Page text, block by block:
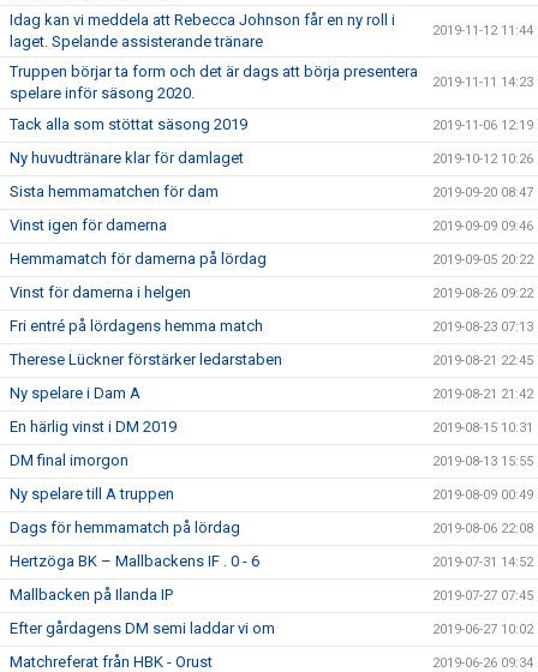
Idag kan vi meddela att Rebecca Johnson får en ny roll i
laget. Spelande assisterande tränare
2019-11-12 11:44
Truppen börjar ta form och det är dags att börja presentera
spelare inför säsong 2020.
2019-11-11 14:23
Tack alla som stöttat säsong 2019 2019-11-06 12:19
Ny huvudtränare klar för damlaget 2019-10-12 10:26
Sista hemmamatchen för dam 2019-09-20 08:47
Vinst igen för damerna 2019-09-09 09:46
Hemmamatch för damerna på lördag 2019-09-05 20:22
Vinst för damerna i helgen 2019-08-26 09:22
Fri entré på lördagens hemma match 2019-08-23 07:13
Therese Lückner förstärker ledarstaben 2019-08-21 22:45
Ny spelare i Dam A 2019-08-21 21:42
En härlig vinst i DM 2019 2019-08-15 10:31
DM final imorgon 2019-08-13 15:55
Ny spelare till A truppen 2019-08-09 00:49
Dags för hemmamatch på lördag 2019-08-06 22:08
Hertzöga BK – Mallbackens IF . 0 - 6 2019-07-31 14:52
Mallbacken på Ilanda IP 2019-07-27 07:45
Efter gårdagens DM semi laddar vi om 2019-06-27 10:02
Matchreferat från HBK - Orust 2019-06-26 09:34